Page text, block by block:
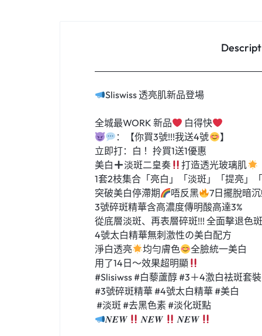
Sliswiss 透亮肌新品登場
全城最WORK 新品
白得快
：【你買3號!!!我送4號
】
立即打：白 ！拎買1送1優惠
美白
淡斑二皇奏
打造透光玻璃肌
1套2枝集合「亮白」「淡斑」「提亮」
突破美白停滯期
唔反黑
7日擺脫暗
3號碎斑精華含高濃度傳明酸高達3%
從底層淡斑、再表層碎斑!!! 全面擊退色
4號太白精華無刺激性の美白配方
淨白透亮
均勻膚色
全臉統一美白
用了14日～效果超明顯
#Slisiwss #白藜蘆醇 #3＋4激白袪斑套裝
#3號碎斑精華 #4號太白精華 #美白
#淡斑 #去黑色素 #淡化斑點
𝑵𝑬𝑾
𝑵𝑬𝑾
𝑵𝑬𝑾